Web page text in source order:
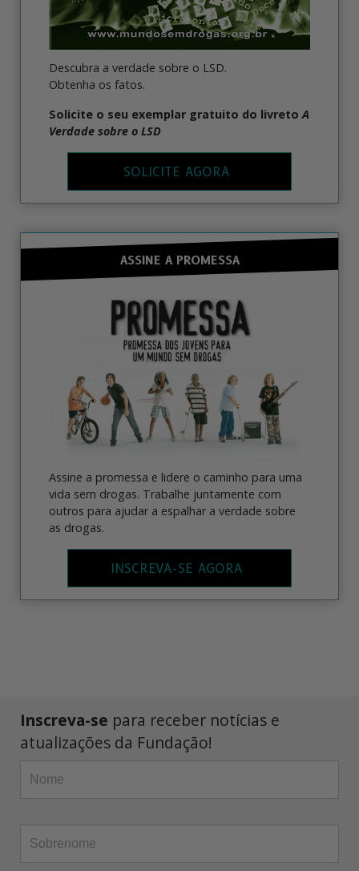
Descubra a verdade sobre o LSD.
Obtenha os fatos.
Solicite o seu exemplar gratuito do livretoA
Verdade sobre o LSD
SOLICITE AGORA
ASSINE A PROMESSA
Assine a promessa e lidere o caminho para uma
vida sem drogas. Trabalhe juntamente com
outros para ajudar a espalhar a verdade sobre
as drogas.
INSCREVA-SE AGORA
Inscreva-se para receber notícias e
atualizações da Fundação!